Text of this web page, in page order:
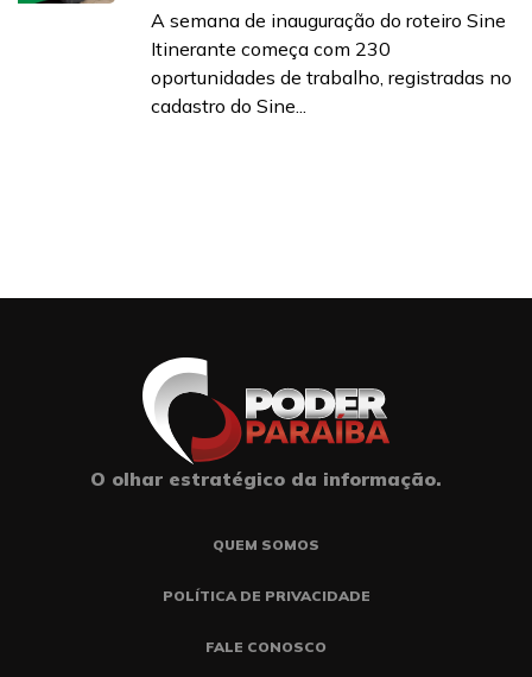
A semana de inauguração do roteiro Sine
Itinerante começa com 230
oportunidades de trabalho, registradas no
cadastro do Sine...
O olhar estratégico da informação.
QUEM SOMOS
POLÍTICA DE PRIVACIDADE
FALE CONOSCO